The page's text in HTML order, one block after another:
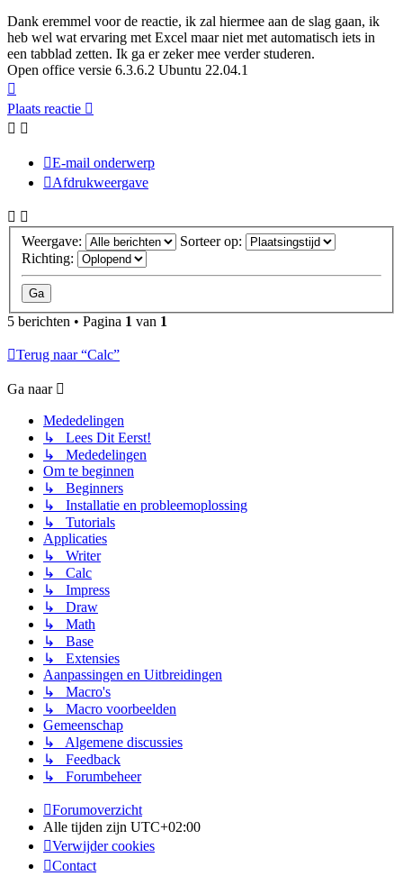
Dank eremmel voor de reactie, ik zal hiermee aan de slag gaan, ik
heb wel wat ervaring met Excel maar niet met automatisch iets in
een tabblad zetten. Ik ga er zeker mee verder studeren.
Open office versie 6.3.6.2 Ubuntu 22.04.1
Plaats reactie
E-mail onderwerp
Afdrukweergave
Weergave:
Sorteer op:
Richting:
5 berichten • Pagina 1 van 1
Terug naar “Calc”
Ga naar
Mededelingen
↳ Lees Dit Eerst!
↳ Mededelingen
Om te beginnen
↳ Beginners
↳ Installatie en probleemoplossing
↳ Tutorials
Applicaties
↳ Writer
↳ Calc
↳ Impress
↳ Draw
↳ Math
↳ Base
↳ Extensies
Aanpassingen en Uitbreidingen
↳ Macro's
↳ Macro voorbeelden
Gemeenschap
↳ Algemene discussies
↳ Feedback
↳ Forumbeheer
Forumoverzicht
Alle tijden zijn UTC+02:00
Verwijder cookies
Contact